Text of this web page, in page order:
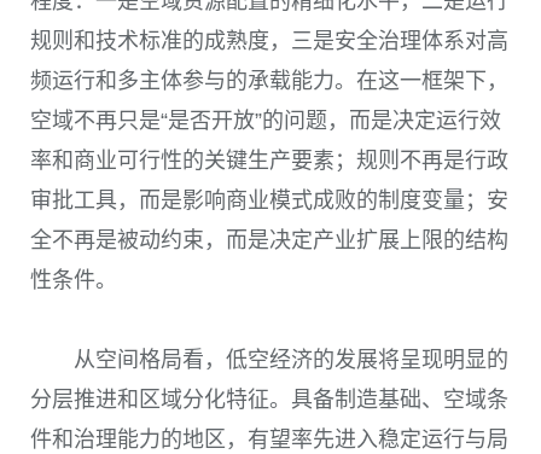
规则和技术标准的成熟度，三是安全治理体系对高
频运行和多主体参与的承载能力。在这一框架下，
空域不再只是“是否开放”的问题，而是决定运行效
率和商业可行性的关键生产要素；规则不再是行政
审批工具，而是影响商业模式成败的制度变量；安
全不再是被动约束，而是决定产业扩展上限的结构
性条件。
从空间格局看，低空经济的发展将呈现明显的
分层推进和区域分化特征。具备制造基础、空域条
件和治理能力的地区，有望率先进入稳定运行与局